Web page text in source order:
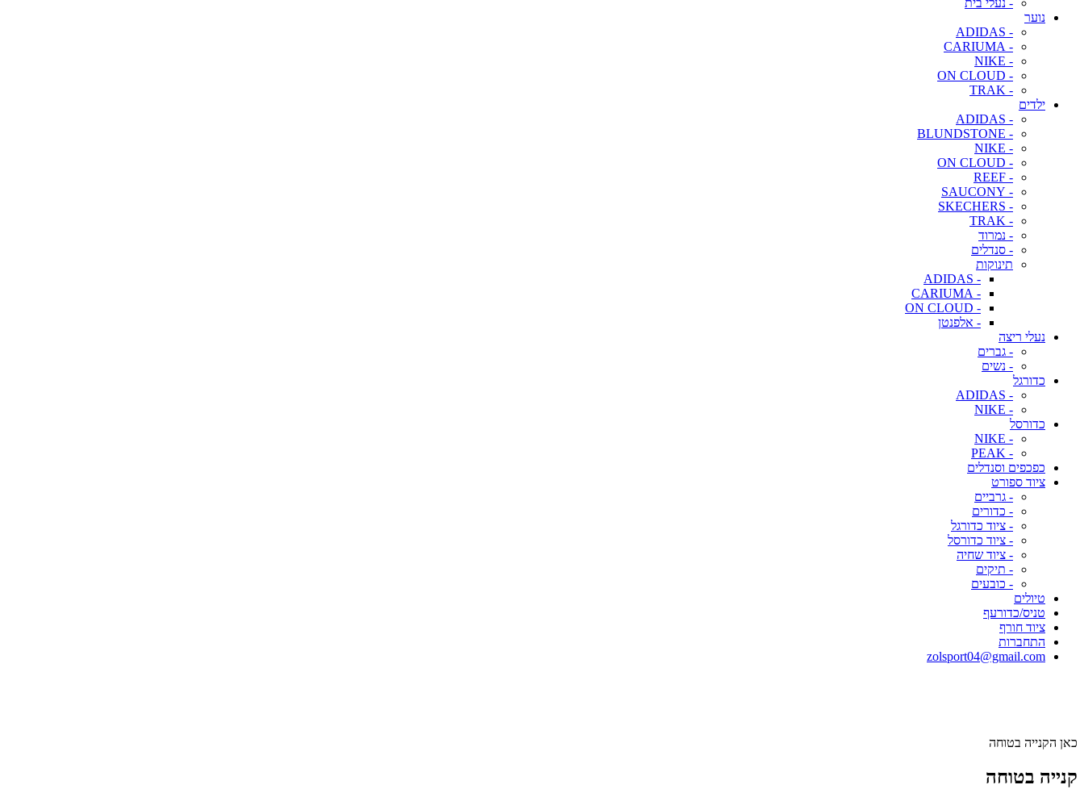
- נעלי בית
נוער
- ADIDAS
- CARIUMA
- NIKE
- ON CLOUD
- TRAK
ילדים
- ADIDAS
- BLUNDSTONE
- NIKE
- ON CLOUD
- REEF
- SAUCONY
- SKECHERS
- TRAK
- נמרוד
- סנדלים
תינוקות
- ADIDAS
- CARIUMA
- ON CLOUD
- אלפנטן
נעלי ריצה
- גברים
- נשים
כדורגל
- ADIDAS
- NIKE
כדורסל
- NIKE
- PEAK
כפכפים וסנדלים
ציוד ספורט
- גרביים
- כדורים
- ציוד כדורגל
- ציוד כדורסל
- ציוד שחיה
- תיקים
- כובעים
טיולים
טניס/כדורעף
ציוד חורף
התחברות
zolsport04@gmail.com
כאן הקנייה בטוחה
קנייה בטוחה